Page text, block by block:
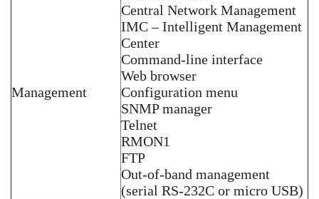
Management
Central Network Management
IMC – Intelligent Management
Center
Command-line interface
Web browser
Configuration menu
SNMP manager
Telnet
RMON1
FTP
Out-of-band management
(serial RS-232C or micro USB)